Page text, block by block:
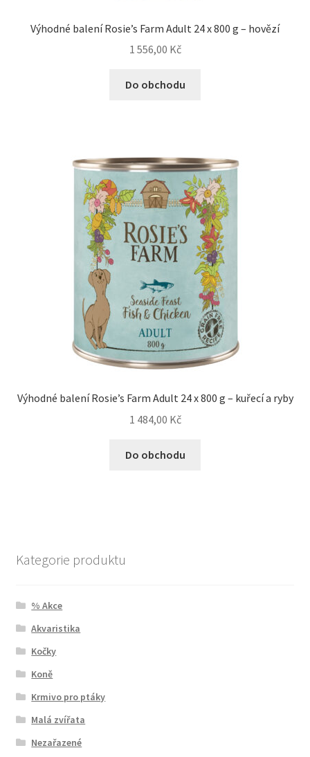
Výhodné balení Rosie’s Farm Adult 24 x 800 g – hovězí
1 556,00 Kč
Do obchodu
Výhodné balení Rosie’s Farm Adult 24 x 800 g – kuřecí a ryby
1 484,00 Kč
Do obchodu
Kategorie produktu
% Akce
Akvaristika
Kočky
Koně
Krmivo pro ptáky
Malá zvířata
Nezařazené